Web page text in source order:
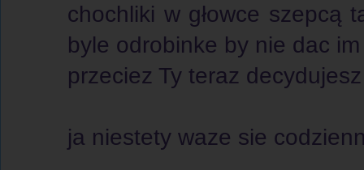
chochliki w głowce szepcą
byle odrobinke by nie dac
przeciez Ty teraz
ja niestety waze sie